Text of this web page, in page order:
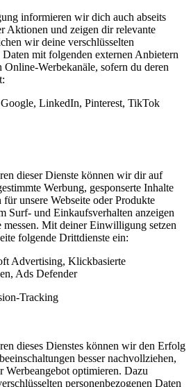
informieren wir dich auch abseits
Aktionen und zeigen dir relevante
wir deine verschlüsselten
Daten mit folgenden externen Anbietern
Online-Werbekanäle, sofern du deren
LinkedIn, Pinterest, TikTok
dieser Dienste können wir dir auf
Werbung, gesponserte Inhalte
unsere Webseite oder Produkte
Surf- und Einkaufsverhalten anzeigen
messen. Mit deiner Einwilligung setzen
folgende Drittdienste ein:
Advertising, Klickbasierte
Ads Defender
Tracking
dieses Dienstes können wir den Erfolg
besser nachvollziehen,
Werbeangebot optimieren. Dazu
personenbezogenen Daten